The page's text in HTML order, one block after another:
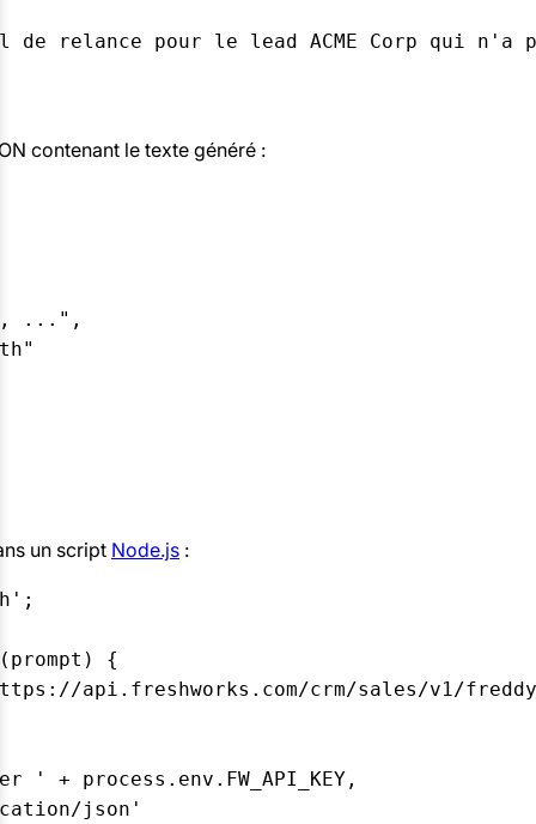
de relance pour le lead ACME Corp qui n'a
contenant le texte généré :
...",
un script Node.js :
{
api.freshworks.com/crm/sales/v1/
' + process.env.FW_API_KEY,
json'